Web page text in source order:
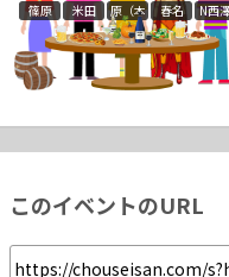
篠原 米田 原（本部広報・中四国
春名 N西
このイベントのURL